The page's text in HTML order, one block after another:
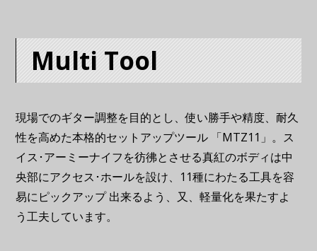
Multi Tool
現場でのギター調整を目的とし、使い勝手や精度、耐久
性を高めた本格的セットアップツール 「MTZ11」。ス
イス･アーミーナイフを彷彿とさせる真紅のボディは中
央部にアクセス･ホールを設け、11種にわたる工具を容
易にピックアップ 出来るよう、又、軽量化を果たすよ
う工夫しています。